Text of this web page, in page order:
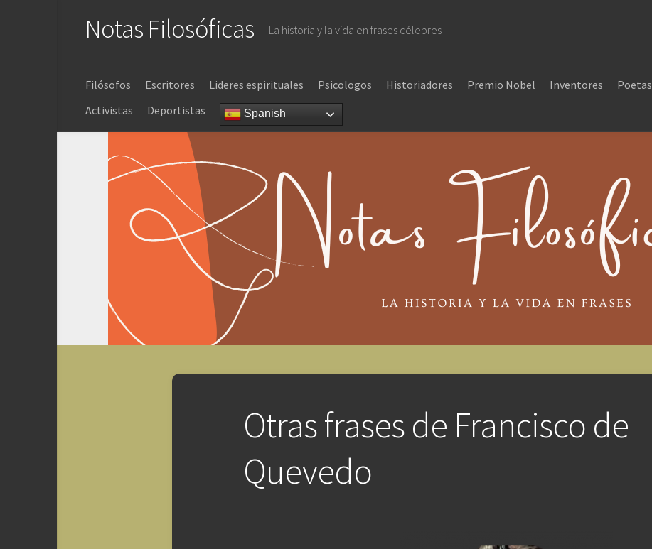
Notas Filosóficas La historia y la vida en frases célebres
Filósofos Escritores Lideres espirituales Psicologos Historiadores Premio Nobel Inventores Poetas
Activistas
Deportistas Spanish
Otras frases de Francisco de
Quevedo